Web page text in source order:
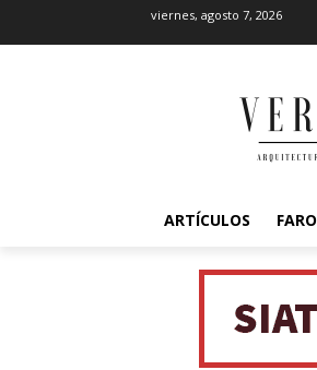
viernes, agosto 7, 2026
ARTÍCULOS FARO